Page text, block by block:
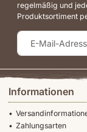
Informationen
Zahlungsarten
regelmäßig und
Produktsortiment